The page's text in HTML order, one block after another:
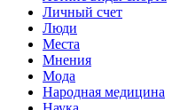
Личный счет
Люди
Места
Мнения
Мода
Народная медицина